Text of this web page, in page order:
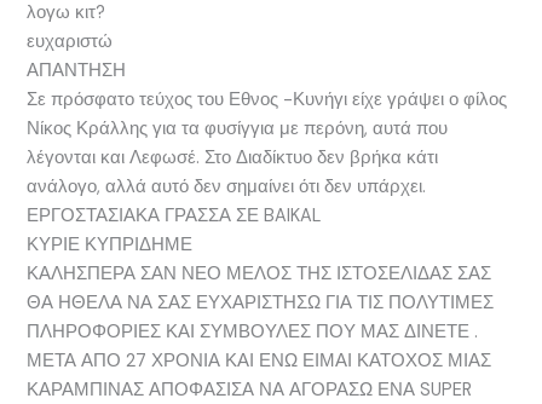
λογω κιτ?
ευχαριστώ
ΑΠΑΝΤΗΣΗ
Σε πρόσφατο τεύχος του Εθνος -Κυνήγι είχε γράψει ο φίλος
Νίκος Κράλλης για τα φυσίγγια με περόνη, αυτά που
λέγονται και Λεφωσέ. Στο Διαδίκτυο δεν βρήκα κάτι
ανάλογο, αλλά αυτό δεν σημαίνει ότι δεν υπάρχει.
ΕΡΓΟΣΤΑΣΙΑΚΑ ΓΡΑΣΣΑ ΣΕ BAIKAL
ΚΥΡΙΕ ΚΥΠΡΙΔΗΜΕ
ΚΑΛΗΣΠΕΡΑ ΣΑΝ ΝΕΟ ΜΕΛΟΣ ΤΗΣ ΙΣΤΟΣΕΛΙΔΑΣ ΣΑΣ
ΘΑ ΗΘΕΛΑ ΝΑ ΣΑΣ ΕΥΧΑΡΙΣΤΗΣΩ ΓΙΑ ΤΙΣ ΠΟΛΥΤΙΜΕΣ
ΠΛΗΡΟΦΟΡΙΕΣ ΚΑΙ ΣΥΜΒΟΥΛΕΣ ΠΟΥ ΜΑΣ ΔΙΝΕΤΕ .
ΜΕΤΑ ΑΠΟ 27 ΧΡΟΝΙΑ ΚΑΙ ΕΝΩ ΕΙΜΑΙ ΚΑΤΟΧΟΣ ΜΙΑΣ
ΚΑΡΑΜΠΙΝΑΣ ΑΠΟΦΑΣΙΣΑ ΝΑ ΑΓΟΡΑΣΩ ΕΝΑ SUPER